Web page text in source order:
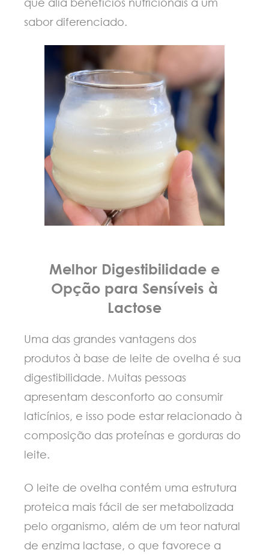
sabor diferenciado.
Melhor Digestibilidade e
Opção para Sensíveis à
Lactose
Uma das grandes vantagens dos
produtos à base de leite de ovelha é sua
digestibilidade. Muitas pessoas
apresentam desconforto ao consumir
laticínios, e isso pode estar relacionado à
composição das proteínas e gorduras do
leite.
O leite de ovelha contém uma estrutura
proteica mais fácil de ser metabolizada
pelo organismo, além de um teor natural
de enzima lactase, o que favorece a